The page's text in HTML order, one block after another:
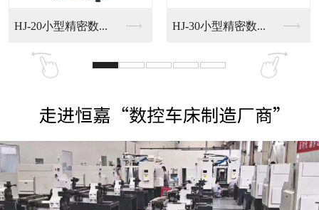
HJ-20小型精密数... HJ-30小型精密数...